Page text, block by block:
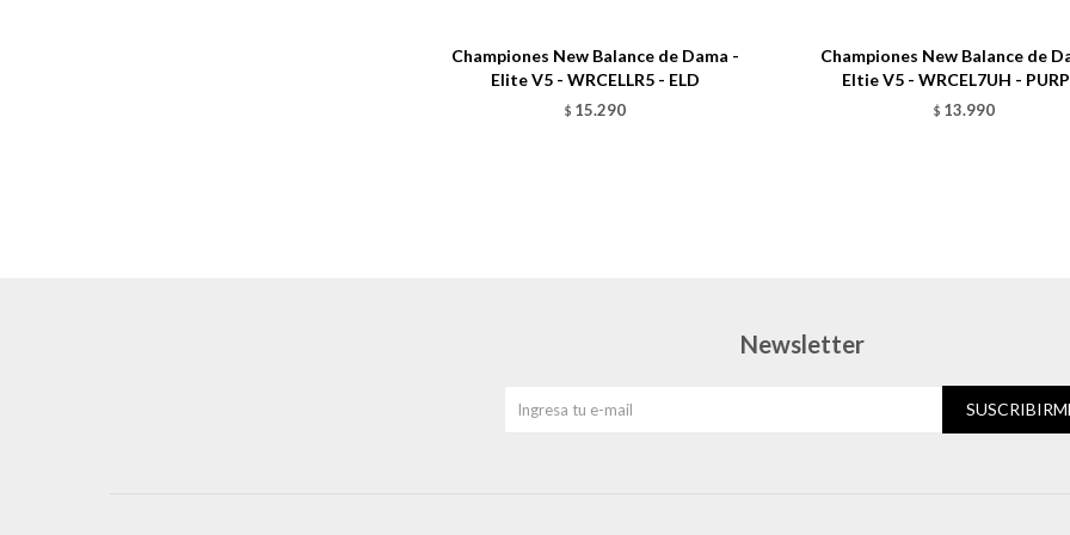
Championes New Balance de Dama -
Elite V5 - WRCELLR5 - ELD
$ 15.290
Championes New Balance de
Eltie V5 - WRCEL7UH -
$ 13.990
Newsletter